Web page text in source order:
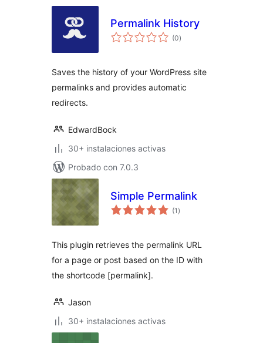
Permalink History
(0total
de
)
Saves the history of your WordPress site
permalinks and provides automatic
redirects.
EdwardBock
30+ instalaciones activas
Probado con 7.0.3
Simple Permalink
(1 total
de
)
This plugin retrieves the permalink URL
for a page or post based on the ID with
the shortcode [permalink].
Jason
30+ instalaciones activas